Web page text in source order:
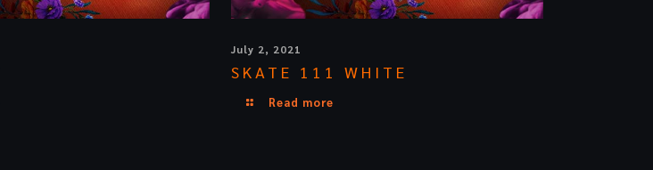
July 2, 2021
SKATE 111 WHITE
Read more